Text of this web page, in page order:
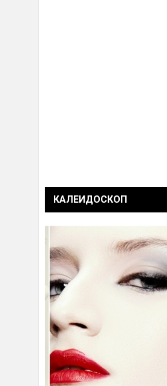
КАЛЕИДОСКОП